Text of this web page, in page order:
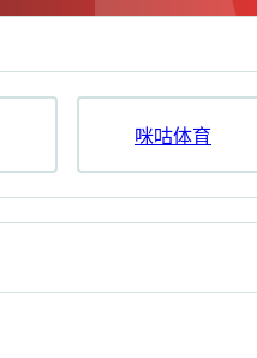
咪咕体育